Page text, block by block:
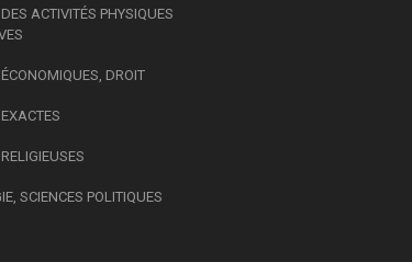
ACTIVITÉS PHYSIQUES
DROIT
SCIENCES POLITIQUES